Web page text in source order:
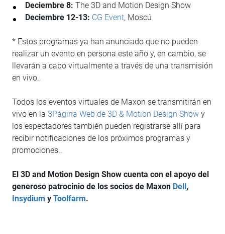
Deciembre 8: The 3D and Motion Design Show
Deciembre 12-13: CG Event, Moscú
* Estos programas ya han anunciado que no pueden
realizar un evento en persona este año y, en cambio, se
llevarán a cabo virtualmente a través de una transmisión
en vivo..
Todos los eventos virtuales de Maxon se transmitirán en
vivo en la 3Página Web de 3D & Motion Design Show y
los espectadores también pueden registrarse allí para
recibir notificaciones de los próximos programas y
promociones..
El 3D and Motion Design Show cuenta con el apoyo del
generoso patrocinio de los socios de Maxon Dell,
Insydium y Toolfarm.